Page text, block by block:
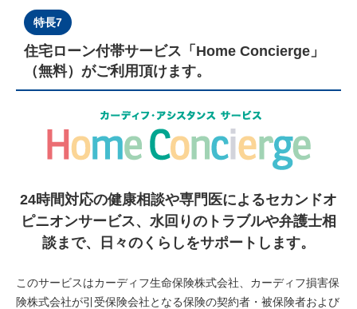
特長7
住宅ローン付帯サービス「Home Concierge」
（無料）がご利用頂けます。
24時間対応の健康相談や専門医によるセカンドオ
ピニオンサービス、 水回りのトラブルや弁護士相
談まで、日々のくらしをサポートします。
このサービスはカーディフ生命保険株式会社、カーディフ損害保
険株式会社が引受保険会社となる保険の契約者・被保険者および